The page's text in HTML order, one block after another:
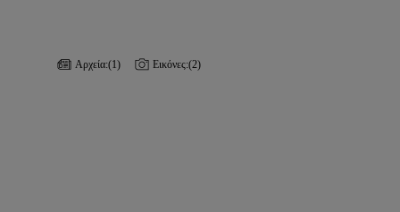
Αρχεία:(1) Εικόνες:(2)